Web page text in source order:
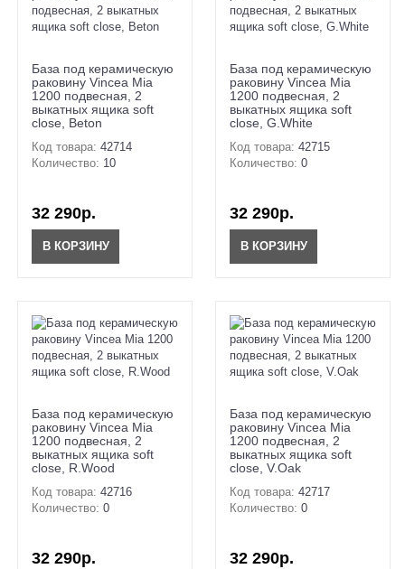
База под керамическую
раковину Vincea Mia
1200 подвесная, 2
выкатных ящика soft
close, Beton
Код товара: 42714
Количество: 10
32 290р.
В КОРЗИНУ
База под керамическую
раковину Vincea Mia
1200 подвесная, 2
выкатных ящика soft
close, G.White
Код товара: 42715
Количество: 0
32 290р.
В КОРЗИНУ
База под керамическую
раковину Vincea Mia
1200 подвесная, 2
выкатных ящика soft
close, R.Wood
Код товара: 42716
Количество: 0
32 290р.
База под керамическую
раковину Vincea Mia
1200 подвесная, 2
выкатных ящика soft
close, V.Oak
Код товара: 42717
Количество: 0
32 290р.